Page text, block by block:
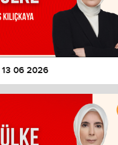
06 2026